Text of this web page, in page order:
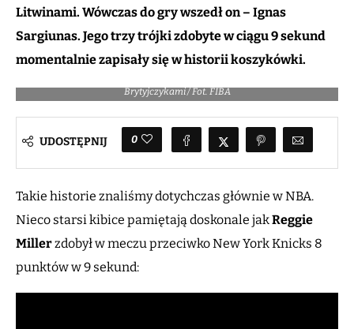
Litwinami. Wówczas do gry wszedł on – Ignas
Sargiunas. Jego trzy trójki zdobyte w ciągu 9 sekund
momentalnie zapisały się w historii koszykówki.
Brytyjczykami / Fot. FIBA
UDOSTĘPNIJ 0
Takie historie znaliśmy dotychczas głównie w NBA.
Nieco starsi kibice pamiętają doskonale jakReggie
Millerzdobył w meczu przeciwko New York Knicks 8
punktów w 9 sekund: